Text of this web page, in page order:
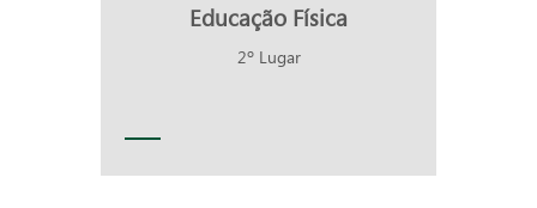
Educação Física
2º Lugar